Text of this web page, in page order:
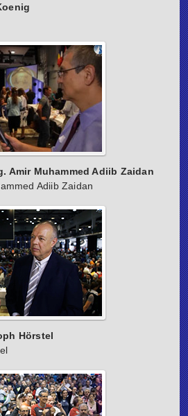
Amir Muhammed Adiib Zaidan
Adiib Zaidan
Hörstel